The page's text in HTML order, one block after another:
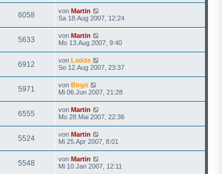
6058 von Martin
Sa 18.Aug 2007, 12:24
5633 von Martin
Mo 13.Aug 2007, 9:40
6912 von Ledde
So 12.Aug 2007, 23:37
5971 von Birgit
Mi 06.Jun 2007, 21:28
6555 von Martin
Mo 28.Mai 2007, 22:36
5524 von Martin
Mi 25.Apr 2007, 8:01
5548 von Martin
Mi 10.Jan 2007, 12:11